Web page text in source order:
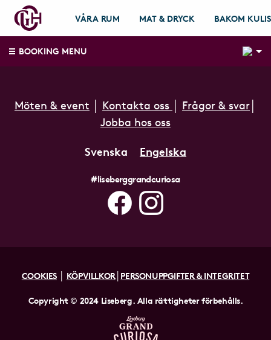
VÅRA RUM MAT & DRYCK BAKOM
BOOKING MENU
Möten & event Kontakta oss Frågor & svar
Jobba hos oss
Svenska Engelska
#liseberggrandcuriosa
COOKIES│ KÖPVILLKOR│ PERSONUPPGIFTER & INTEGRITET
Copyright © 2024 Liseberg. Alla rättigheter förbehålls.